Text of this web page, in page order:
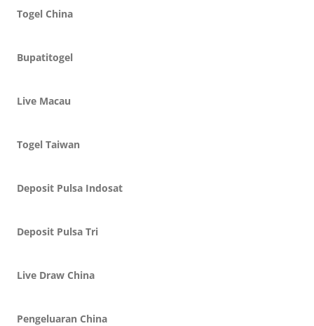
Togel China
Bupatitogel
Live Macau
Togel Taiwan
Deposit Pulsa Indosat
Deposit Pulsa Tri
Live Draw China
Pengeluaran China